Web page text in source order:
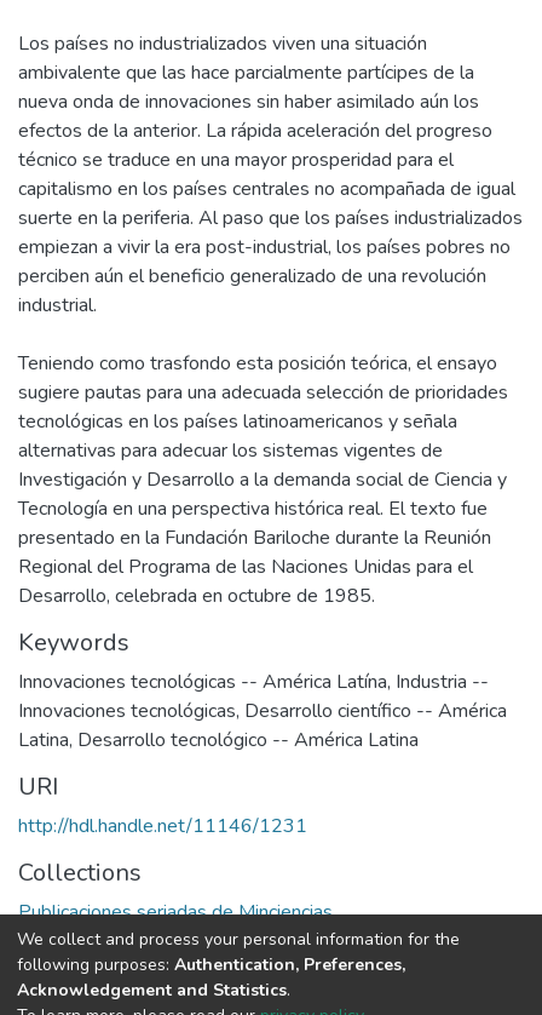
Los países no industrializados viven una situación
ambivalente que las hace parcialmente partícipes de la
nueva onda de innovaciones sin haber asimilado aún los
efectos de la anterior. La rápida aceleración del progreso
técnico se traduce en una mayor prosperidad para el
capitalismo en los países centrales no acompañada de igual
suerte en la periferia. Al paso que los países industrializados
empiezan a vivir la era post-industrial, los países pobres no
perciben aún el beneficio generalizado de una revolución
industrial.
Teniendo como trasfondo esta posición teórica, el ensayo
sugiere pautas para una adecuada selección de prioridades
tecnológicas en los países latinoamericanos y señala
alternativas para adecuar los sistemas vigentes de
Investigación y Desarrollo a la demanda social de Ciencia y
Tecnología en una perspectiva histórica real. El texto fue
presentado en la Fundación Bariloche durante la Reunión
Regional del Programa de las Naciones Unidas para el
Desarrollo, celebrada en octubre de 1985.
Keywords
Innovaciones tecnológicas -- América Latína, Industria --
Innovaciones tecnológicas, Desarrollo científico -- América
Latina, Desarrollo tecnológico -- América Latina
URI
http://hdl.handle.net/11146/1231
Collections
Publicaciones seriadas de Minciencias
Full item page
We collect and process your personal information for the
following purposes: Authentication, Preferences,
Acknowledgement and Statistics.